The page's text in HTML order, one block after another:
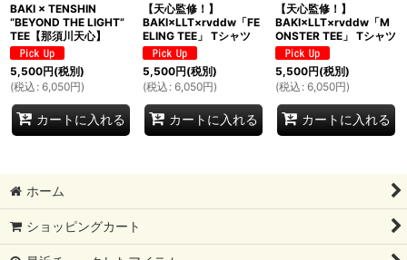
BAKI × TENSHIN
“BEYOND THE LIGHT”
TEE【那須川天心】
5,500円(税別)
(税込 : 6,050円)
カートに入れる
【天心監修！】
BAKI×LLT×rvddw「FE
ELING TEE」 Tシャツ
5,500円(税別)
(税込 : 6,050円)
カートに入れる
【天心監修！】
BAKI×LLT×rvddw「M
ONSTER TEE」 Tシャツ
5,500円(税別)
(税込 : 6,050円)
カートに入れる
ホーム
ショッピングカート